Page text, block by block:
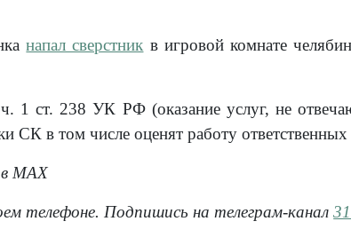
напал сверстник в игровой комнате
ч. 1 ст. 238 УК РФ (оказание услуг, не
СК в том числе оценят работу ответственных
в МАХ
телефоне. Подпишись на телеграм-канал